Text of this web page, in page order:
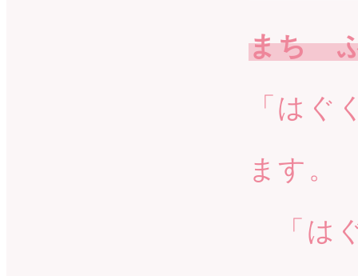
まち
「はぐ
ます。
「は